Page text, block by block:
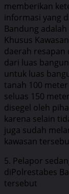
memberikan
informasi yang
Bandung
Khusus
daerah resapan
dari luas
untuk luas
tanah 100
seluas 150
disegel oleh
karena selain
juga sudah
kawasan
5. Pelapor
diPolrestabes
tersebut